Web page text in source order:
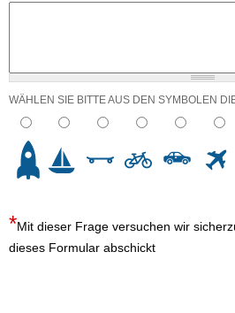
WÄHLEN SIE BITTE AUS DEN SYMBOLEN
Mit dieser Frage versuchen wir
dieses Formular abschickt